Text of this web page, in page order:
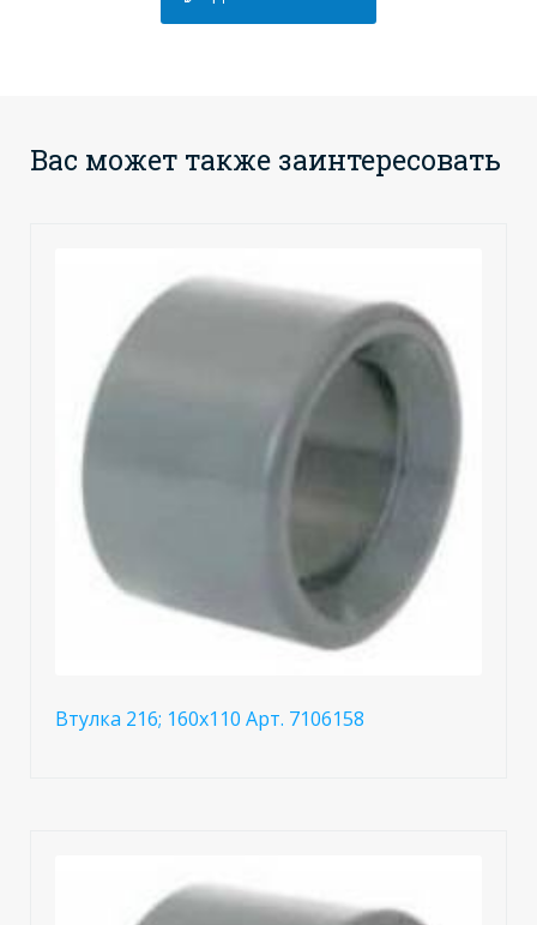
Вас может также заинтересовать
Втулка 216; 160x110 Арт. 7106158